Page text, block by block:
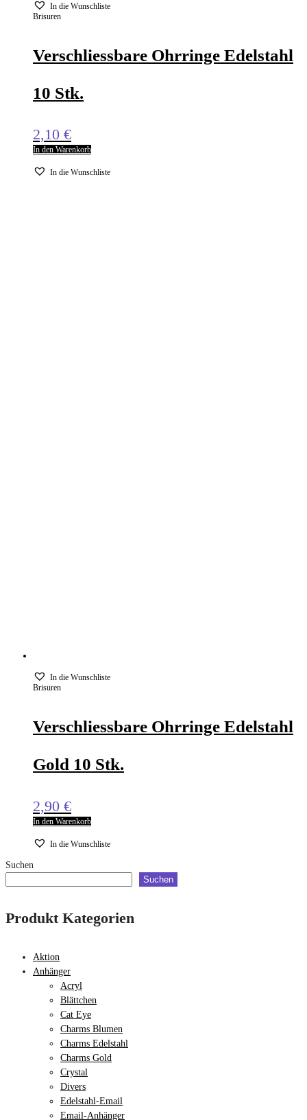
In die Wunschliste
Brisuren
Verschliessbare Ohrringe Edelstahl
10 Stk.
2,10 €
In den Warenkorb
In die Wunschliste
In die Wunschliste
Brisuren
Verschliessbare Ohrringe Edelstahl
Gold 10 Stk.
2,90 €
In den Warenkorb
In die Wunschliste
Suchen
Suchen
Produkt Kategorien
Aktion
Anhänger
Acryl
Blättchen
Cat Eye
Charms Blumen
Charms Edelstahl
Charms Gold
Crystal
Divers
Edelstahl-Email
Email-Anhänger